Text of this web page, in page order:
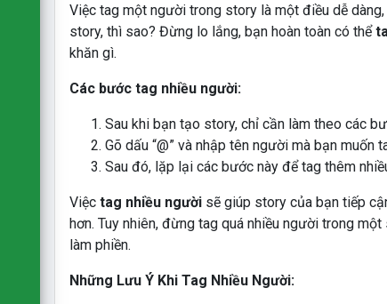
Việc tag một người trong story là một điều dễ
story, thì sao? Đừng lo lắng, bạn hoàn toàn có thể
khăn gì.
Các bước tag nhiều người:
Sau khi bạn tạo story, chỉ cần làm theo các
Gõ dấu “@” và nhập tên người mà bạn muốn
Sau đó, lặp lại các bước này để tag thêm
Việc tag nhiều ngườisẽ giúp story của bạn tiếp
hơn. Tuy nhiên, đừng tag quá nhiều người trong
làm phiền.
Những Lưu Ý Khi Tag Nhiều Người: